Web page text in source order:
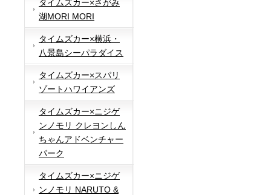
タイムズカー×さがみ
湖MORI MORI
タイムズカー×横浜・
八景島シーパラダイス
タイムズカー×スパリ
ゾートハワイアンズ
タイムズカー×ニジゲ
ンノモリ クレヨンしん
ちゃんアドベンチャー
パーク
タイムズカー×ニジゲ
ンノモリ NARUTO &